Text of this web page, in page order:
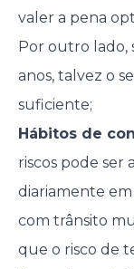
valer a pena
Por outro lado,
anos, talvez o
suficiente;
Hábitos de
riscos pode ser
diariamente
com trânsito
que o risco de